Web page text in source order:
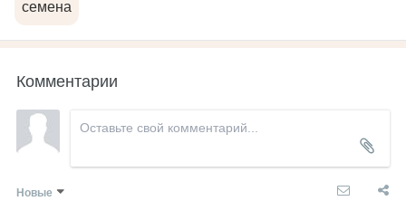
семена
Комментарии
Новые